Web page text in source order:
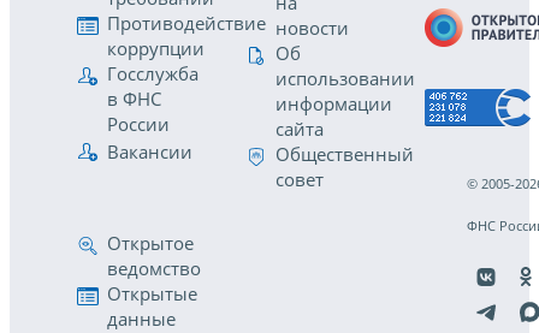
Противодействие
коррупции
Госслужба
в ФНС
России
Вакансии
новости
Об
использовании
информации
сайта
Общественный
совет
Открытое
ведомство
Открытые
данные
© 2005-
ФНС